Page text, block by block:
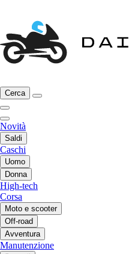
Cerca
Novità
Saldi
Caschi
Uomo
Donna
High-tech
Corsa
Moto e scooter
Off-road
Avventura
Manutenzione